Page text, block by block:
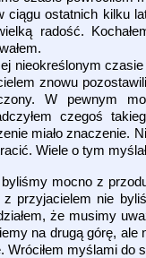
ciągu ostatnich kilku
radość.
nieokreślonym
znowu
W pewnym
czegoś
miało znaczenie.
Wiele o tym
mocno z
przyjacielem nie
że musimy
na drugą górę, ale
Wróciłem myślami do